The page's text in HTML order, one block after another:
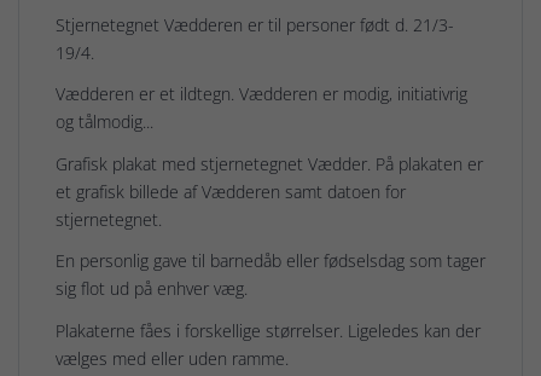
Stjernetegnet Vædderen er til personer født d. 21/3-
19/4.
Vædderen er et ildtegn. Vædderen er modig, initiativrig
og tålmodig...
Grafisk plakat med stjernetegnet Vædder. På plakaten er
et grafisk billede af Vædderen samt datoen for
stjernetegnet.
En personlig gave til barnedåb eller fødselsdag som tager
sig flot ud på enhver væg.
Plakaterne fåes i forskellige størrelser. Ligeledes kan der
vælges med eller uden ramme.